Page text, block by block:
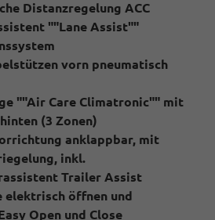
Distanzregelung ACC
""Lane Assist""
vorn pneumatisch
""Air Care Climatronic"" mit
(3 Zonen)
anklappbar, mit
inkl.
Trailer Assist
elektrisch öffnen und
Open und Close